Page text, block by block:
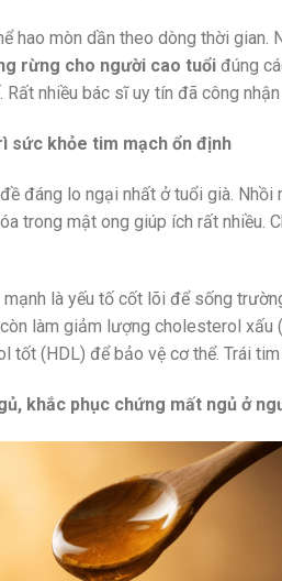
hao mòn dần theo dòng thời gian.
rừng cho người cao tuổi đúng
Rất nhiều bác sĩ uy tín đã công
sức khỏe tim mạch ổn định
đáng lo ngại nhất ở tuổi già. Nhồi
trong mật ong giúp ích rất nhiều.
là yếu tố cốt lõi để sống
làm giảm lượng cholesterol
tốt (HDL) để bảo vệ cơ thể. Trái
khắc phục chứng mất ngủ ở